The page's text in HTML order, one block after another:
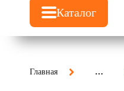
Каталог
Главная …